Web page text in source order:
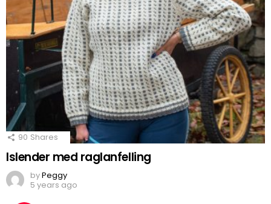
90 Shares
Islender med raglanfelling
byPeggy
5 years ago